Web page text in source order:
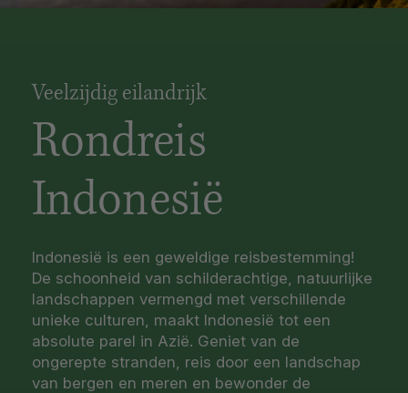
Veelzijdig eilandrijk
Rondreis
Indonesië
Indonesië is een geweldige reisbestemming!
De schoonheid van schilderachtige, natuurlijke
landschappen vermengd met verschillende
unieke culturen, maakt Indonesië tot een
absolute parel in Azië. Geniet van de
ongerepte stranden, reis door een landschap
van bergen en meren en bewonder de